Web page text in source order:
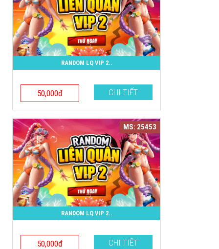
RANDOM LQ VIP 2..
50,000đ CHI TIẾT
MS: 25453
RANDOM LQ VIP 2..
50,000đ CHI TIẾT